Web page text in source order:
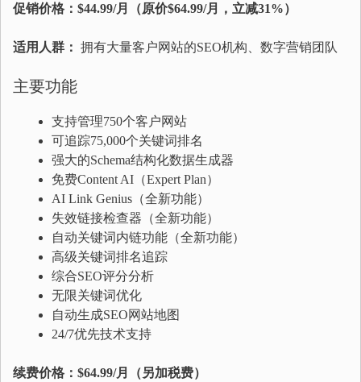
促销价格：$44.99/月（原价$64.99/月，立减31%）
适用人群： 拥有大量客户网站的SEO机构、数字营销团队
主要功能
支持管理750个客户网站
可追踪75,000个关键词排名
强大的Schema结构化数据生成器
免费Content AI（Expert Plan）
AI Link Genius（全新功能）
失效链接检查器（全新功能）
自动关键词内链功能（全新功能）
高级关键词排名追踪
综合SEO评分分析
无限关键词优化
自动生成SEO网站地图
24/7优先技术支持
续费价格：$64.99/月（另加税费）